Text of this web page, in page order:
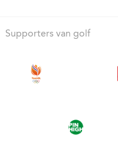
Supporters van golf